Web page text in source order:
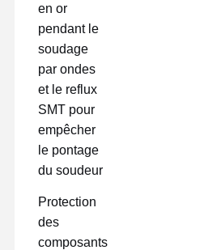
en or
pendant le
soudage
par ondes
et le reflux
SMT pour
empêcher
le pontage
du soudeur
Protection
des
composants